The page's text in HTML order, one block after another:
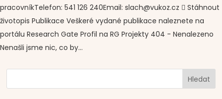
pracovníkTelefon: 541 126 240Email: slach@vukoz.cz  Stáhnout
životopis Publikace Veškeré vydané publikace naleznete na
portálu Research Gate Profil na RG Projekty 404 - Nenalezeno
Nenašli jsme nic, co by...
Hledat